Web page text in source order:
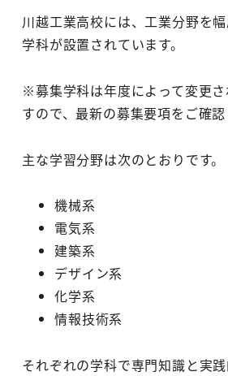
川越工業高校には、工業分野を
学科が設置されています。
※募集学科は年度によって変更
すので、最新の募集要項をご確認
主な学習分野は次のとおりです。
機械系
電気系
建築系
デザイン系
化学系
情報技術系
それぞれの学科で専門知識と実